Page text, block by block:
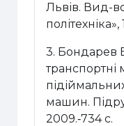
Львів. Вид-
політехніка»,
3. Бондарев
машин.
2009.‑734 с.